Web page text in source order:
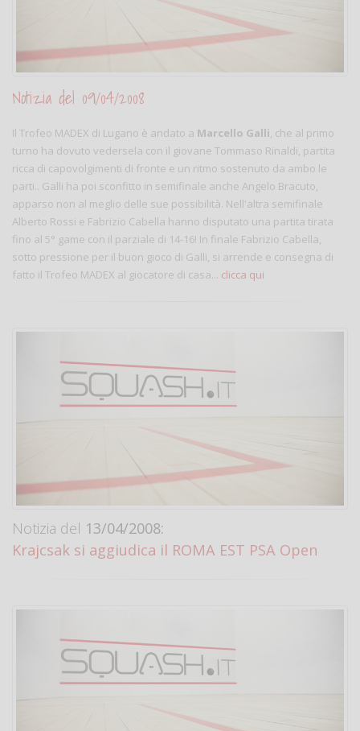
Notizia del 09/04/2008
Il Trofeo MADEX di Lugano è andato a Marcello Galli, che al primo
turno ha dovuto vedersela con il giovane Tommaso Rinaldi, partita
ricca di capovolgimenti di fronte e un ritmo sostenuto da ambo le
parti.. Galli ha poi sconfitto in semifinale anche Angelo Bracuto,
apparso non al meglio delle sue possibilità. Nell'altra semifinale
Alberto Rossi e Fabrizio Cabella hanno disputato una partita tirata
fino al 5° game con il parziale di 14-16! In finale Fabrizio Cabella,
sotto pressione per il buon gioco di Galli, si arrende e consegna di
fatto il Trofeo MADEX al giocatore di casa... clicca qui
Notizia del 13/04/2008:
Krajcsak si aggiudica il ROMA EST PSA Open